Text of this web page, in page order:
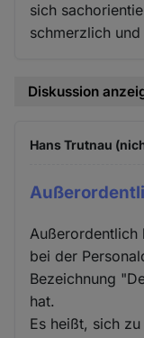
sich
schmerzlich
Diskussion
Hans Trutnau
Außerordentlich
bei der
Bezeichnung
hat.
Es heißt, sich